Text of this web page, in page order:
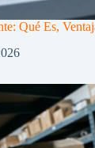
Qué Es,